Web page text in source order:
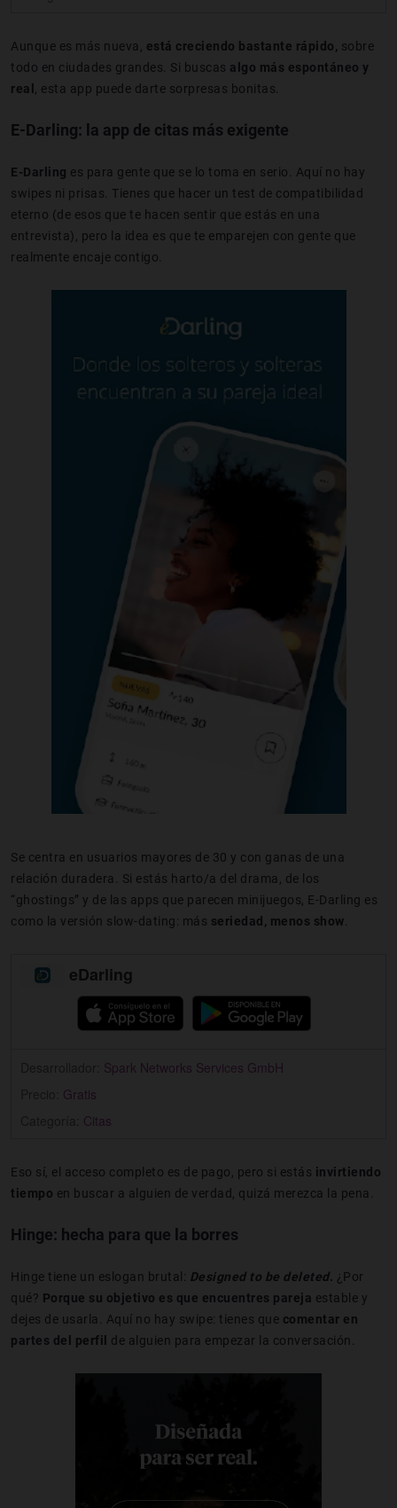
Aunque es más nueva, está creciendo bastante rápido, sobre
todo en ciudades grandes. Si buscas algo más espontáneo y
real
, esta app puede darte sorpresas bonitas.
E-Darling: la app de citas más exigente
E-Darling es para gente que se lo toma en serio. Aquí no hay
swipes ni prisas. Tienes que hacer un test de compatibilidad
eterno (de esos que te hacen sentir que estás en una
entrevista), pero la idea es que te emparejen con gente que
realmente encaje contigo.
Se centra en usuarios mayores de 30 y con ganas de una
relación duradera. Si estás harto/a del drama, de los
“ghostings” y de las apps que parecen minijuegos, E-Darling es
como la versión slow-dating: más seriedad, menos show
eDarling
Spark Networks Services GmbH
Gratis
Citas
Eso sí, el acceso completo es de pago, pero si estás invirtiendo
tiempo en buscar a alguien de verdad, quizá merezca la pena.
Hinge: hecha para que la borres
Hinge tiene un eslogan brutal: Designed to be deleted. ¿Por
qué? Porque su objetivo es que encuentres pareja estable y
dejes de usarla. Aquí no hay swipe: tienes que comentar en
partes del perfil
de alguien para empezar la conversación.